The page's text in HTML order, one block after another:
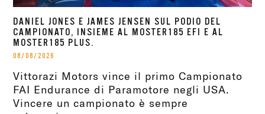
DANIEL JONES E JAMES JENSEN SUL PODIO DEL
CAMPIONATO, INSIEME AL MOSTER185 EFI E AL
MOSTER185 PLUS.
08/08/2026
Vittorazi Motors vince il primo Campionato
FAI Endurance di Paramotore negli USA.
Vincere un campionato è sempre